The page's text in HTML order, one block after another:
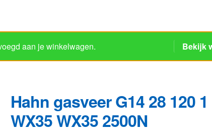
aan je winkelwagen. Bekijk
Hahn gasveer G14 28 120
WX35 WX35 2500N